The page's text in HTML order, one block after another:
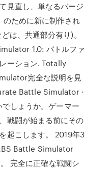
見直し、単なるバージ
のために新に制作され
は、共通部分有り)。
1.0: バトルファ
ーション. Totally
完全な説明を見
Battle Simulator ·
しょうか。ゲーマー
戦闘が始まる前にその
起こします。 2019年3
Battle Simulator
完全に正確な戦闘シ